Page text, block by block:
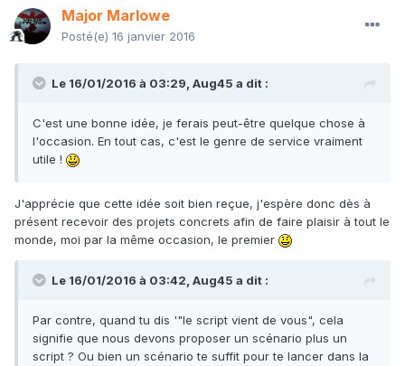
Major Marlowe
Posté(e) 16 janvier 2016
Le 16/01/2016 à 03:29, Aug45 a dit :
C'est une bonne idée, je ferais peut-être quelque chose à
l'occasion. En tout cas, c'est le genre de service vraiment
utile !
J'apprécie que cette idée soit bien reçue, j'espère donc dès à
présent recevoir des projets concrets afin de faire plaisir à tout le
monde, moi par la même occasion, le premier
Le 16/01/2016 à 03:42, Aug45 a dit :
Par contre, quand tu dis '"le script vient de vous", cela
signifie que nous devons proposer un scénario plus un
script ? Ou bien un scénario te suffit pour te lancer dans la